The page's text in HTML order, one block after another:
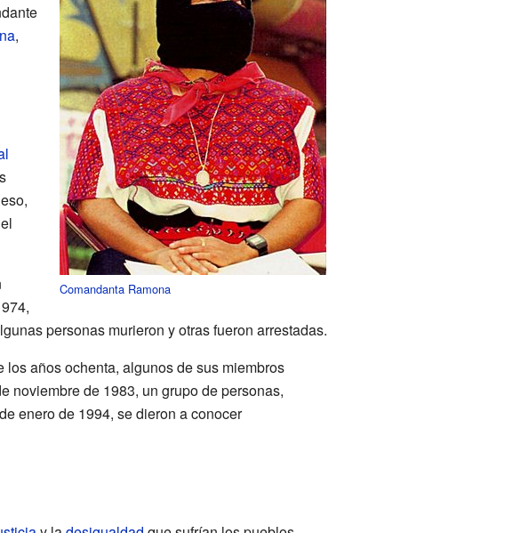
Comandanta Ramona
,
personas murieron y otras fueron arrestadas.
años ochenta, algunos de sus miembros
noviembre de 1983, un grupo de personas,
enero de 1994, se dieron a conocer